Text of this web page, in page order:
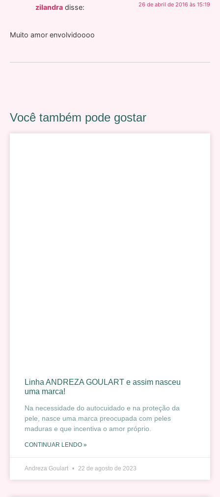
zilandra disse: 26 de abril de 2016 às 15:19
Muito amor envolvidoooo
Você também pode gostar
Linha ANDREZA GOULART e assim nasceu
uma marca!
Na necessidade do autocuidado e na proteção da
pele, nasce uma marca preocupada com peles
maduras e que incentiva o amor próprio.
CONTINUAR LENDO »
Andreza Goulart 22 de agosto de 2023